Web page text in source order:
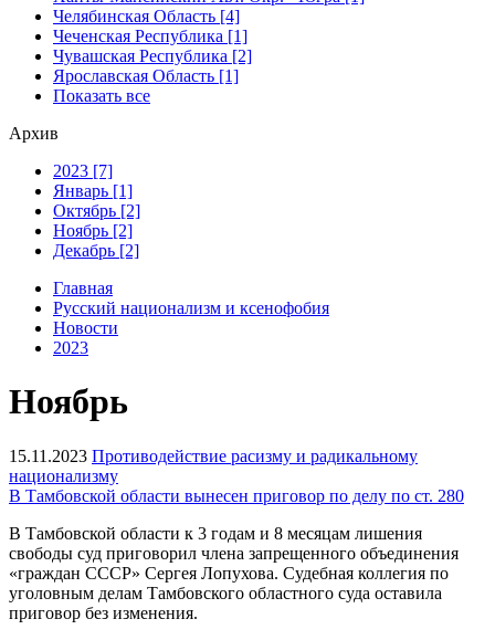
Челябинская Область [4]
Чеченская Республика [1]
Чувашская Республика [2]
Ярославская Область [1]
Показать все
Архив
2023 [7]
Январь [1]
Октябрь [2]
Ноябрь [2]
Декабрь [2]
Главная
Русский национализм и ксенофобия
Новости
2023
Ноябрь
15.11.2023 Противодействие расизму и радикальному
национализму
В Тамбовской области вынесен приговор по делу по ст. 280
В Тамбовской области к 3 годам и 8 месяцам лишения
свободы суд приговорил члена запрещенного объединения
«граждан СССР» Сергея Лопухова. Судебная коллегия по
уголовным делам Тамбовского областного суда оставила
приговор без изменения.